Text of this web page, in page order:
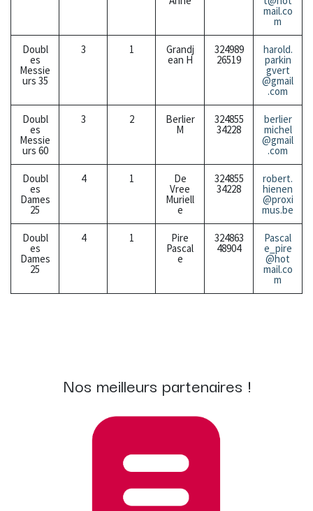
mail.co
m
Doubl
es
Messie
urs 35
3 1 Grandj
ean H
324989
26519
harold.
parkin
gvert
@gmail
.com
Doubl
es
Messie
urs 60
3 2 Berlier
M
324855
34228
berlier
michel
@gmail
.com
Doubl
es
Dames
25
4 1 De
Vree
Muriell
e
324855
34228
robert.
hienen
@proxi
mus.be
Doubl
es
Dames
25
4 1 Pire
Pascal
e
324863
48904
Pascal
e_pire
@hot
mail.co
m
Nos meilleurs partenaires !